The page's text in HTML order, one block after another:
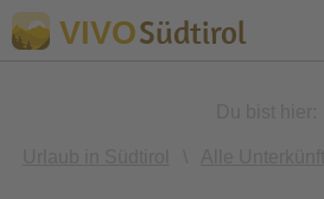
VIVOSüdtirol